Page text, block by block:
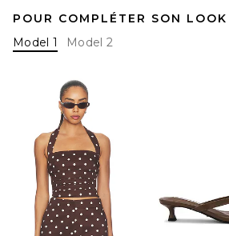
POUR COMPLÉTER SON LOOK
Model 1
Model 2